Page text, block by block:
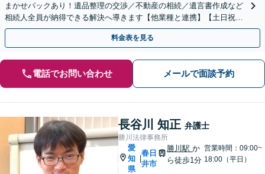
まかせパックあり！遺品整理の交渉／不動産の相続／遺言書作成など
相続人全員が納得できる解決へ導きます【他業種と連携】【土日祝・
夜間対応】【完全個室】
料金表を見る
電話でお問い合わせ メールで面談予約
長谷川 知正 弁護士
勝川法律事務所
愛
知
県
春日
井市
勝川駅か
ら徒歩1分
営業時間：09:00~
18:00（平日）